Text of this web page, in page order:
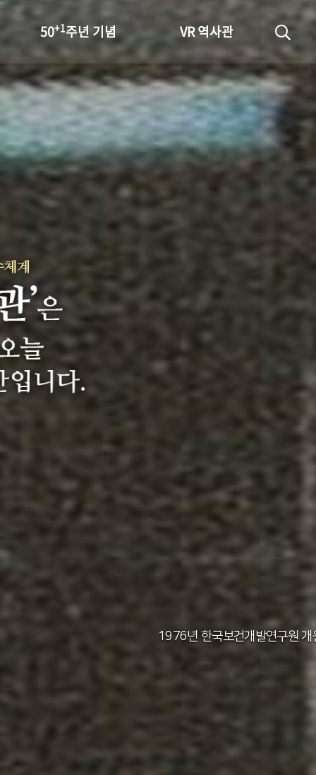
50+1주년 기념
성과 50선
숫자로 보는 50년
50
주년 광장
세계와 함께 한 KIHASA
VR 역사관
1971년 가족계획연구원
1976년 한국보건개발연구원 개
1982년 한국인구보건연구원 신청사 준
2012년 한국보건사회연구원 서울 청사
2011년 한국보건사회연구원 설립 40주년
2014년 한국보건사회연구원 세종 청사